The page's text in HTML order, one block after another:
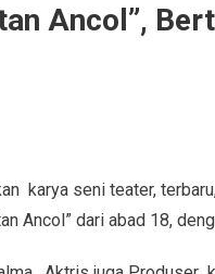
Ancol”,
karya seni teater,
Ancol” dari abad 18,